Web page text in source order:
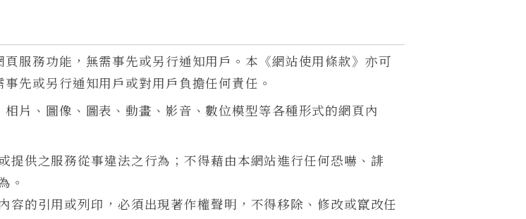
服務功能，無需事先或另行通知用戶。本《網站使用條款》亦可
先或另行通知用戶或對用戶負擔任何責任。
片、圖像、圖表、動畫、影音、數位模型等各種形式的網頁內
提供之服務從事違法之行為；不得藉由本網站進行任何恐嚇、誹
。
容的引用或列印，必須出現著作權聲明，不得移除、修改或竄改任